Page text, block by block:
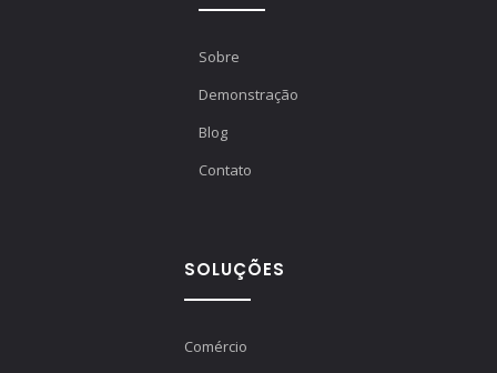
Sobre
Demonstração
Blog
Contato
SOLUÇÕES
Comércio